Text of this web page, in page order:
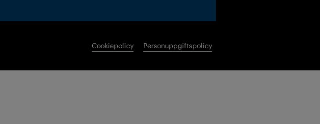
Cookiepolicy Personuppgiftspolicy